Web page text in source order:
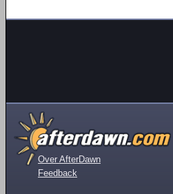
Over AfterDawn
Feedback